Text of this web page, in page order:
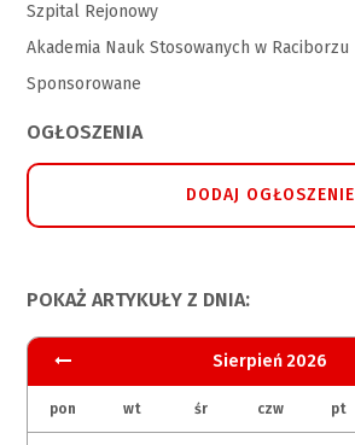
Szpital Rejonowy
Akademia Nauk Stosowanych w Raciborzu
Sponsorowane
OGŁOSZENIA
DODAJ OGŁOSZENIE
POKAŻ ARTYKUŁY Z DNIA:
Sierpień 2026
pon wt śr czw pt